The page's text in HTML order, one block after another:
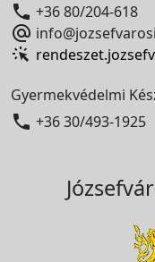
 +36 80/204-618

Gyermekvédelmi
 +36 30/493-1925